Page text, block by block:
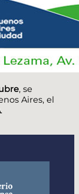
, se
Aires, el
.